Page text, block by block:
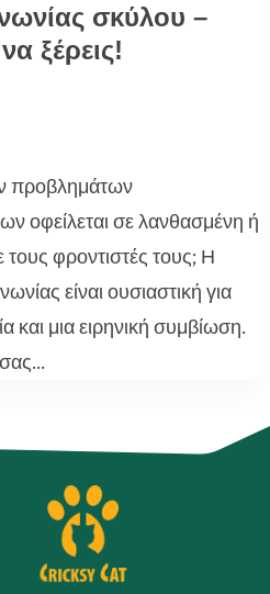
σκύλου –
ξέρεις!
προβλημάτων
οφείλεται σε λανθασμένη ή
φροντιστές τους; Η
είναι ουσιαστική για
και μια ειρηνική συμβίωση.